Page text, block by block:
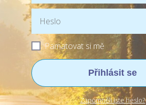
Pamatovat si mě
Přihlásit se
Zapomněli jste heslo?